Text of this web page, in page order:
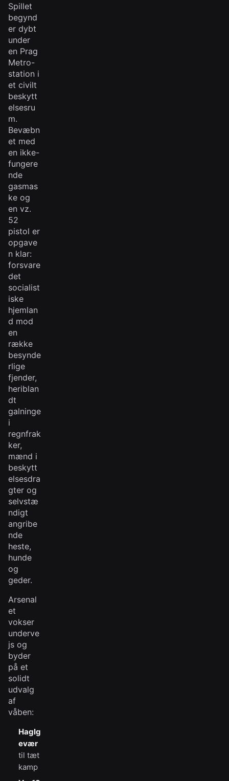
Spillet
begynd
er dybt
under
en Prag
Metro-
station i
et civilt
beskytt
elsesru
m.
Bevæbn
et med
en ikke-
fungere
nde
gasmas
ke og
en vz.
52
pistol er
opgave
n klar:
forsvare
det
socialist
iske
hjemlan
d mod
en
række
besynde
rlige
fjender,
heriblan
dt
galninge
i
regnfrak
ker,
mænd i
beskytt
elsesdra
gter og
selvstæ
ndigt
angribe
nde
heste,
hunde
og
geder.
Arsenal
et
vokser
underve
js og
byder
på et
solidt
udvalg
af
våben:
Haglg
evær
til tæt
kamp